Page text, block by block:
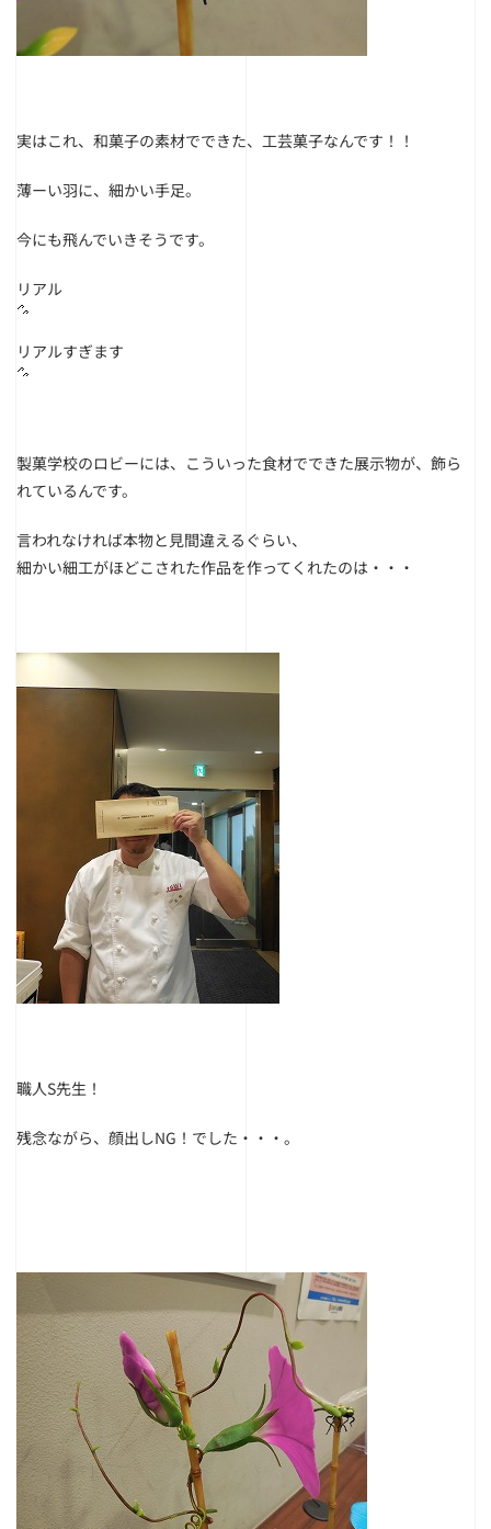
実はこれ、和菓子の素材でできた、工芸菓子なんです！！
薄ーい羽に、細かい手足。
今にも飛んでいきそうです。
リアル
リアルすぎます
製菓学校のロビーには、こういった食材でできた展示物が、飾ら
れているんです。
言われなければ本物と見間違えるぐらい、
細かい細工がほどこされた作品を作ってくれたのは・・・
職人S先生！
残念ながら、顔出しNG！でした・・・。